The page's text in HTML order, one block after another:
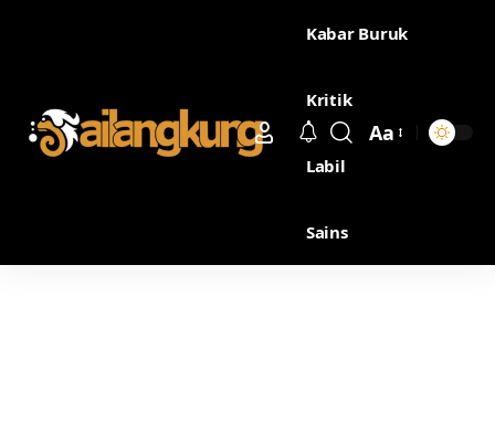
Kabar Buruk
Kritik
Labil
Sains
Aa